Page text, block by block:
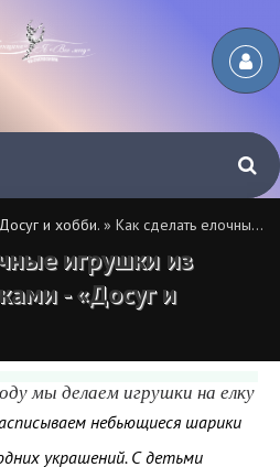
Досуг и хобби. » Как сделать елочные игрушки из глины своими руками - «Досуг и хобби»
игрушки из
- «Досуг и
мы делаем игрушки на елку
небьющиеся шарики
украшений. С детьми